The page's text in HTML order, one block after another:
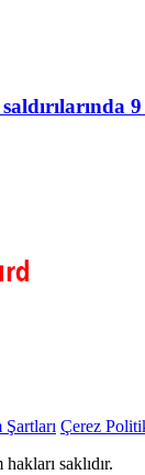
Çerez
saklıdır.